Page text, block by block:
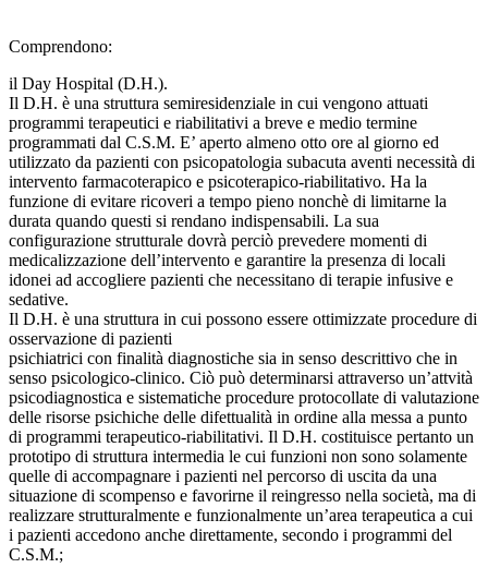
Comprendono:
il Day Hospital (D.H.).
Il D.H. è una struttura semiresidenziale in cui vengono attuati
programmi terapeutici e riabilitativi a breve e medio termine
programmati dal C.S.M. E’ aperto almeno otto ore al giorno ed
utilizzato da pazienti con psicopatologia subacuta aventi necessità di
intervento farmacoterapico e psicoterapico-riabilitativo. Ha la
funzione di evitare ricoveri a tempo pieno nonchè di limitarne la
durata quando questi si rendano indispensabili. La sua
configurazione strutturale dovrà perciò prevedere momenti di
medicalizzazione dell’intervento e garantire la presenza di locali
idonei ad accogliere pazienti che necessitano di terapie infusive e
sedative.
Il D.H. è una struttura in cui possono essere ottimizzate procedure di
osservazione di pazienti
psichiatrici con finalità diagnostiche sia in senso descrittivo che in
senso psicologico-clinico. Ciò può determinarsi attraverso un’attvità
psicodiagnostica e sistematiche procedure protocollate di valutazione
delle risorse psichiche delle difettualità in ordine alla messa a punto
di programmi terapeutico-riabilitativi. Il D.H. costituisce pertanto un
prototipo di struttura intermedia le cui funzioni non sono solamente
quelle di accompagnare i pazienti nel percorso di uscita da una
situazione di scompenso e favorirne il reingresso nella società, ma di
realizzare strutturalmente e funzionalmente un’area terapeutica a cui
i pazienti accedono anche direttamente, secondo i programmi del
C.S.M.;